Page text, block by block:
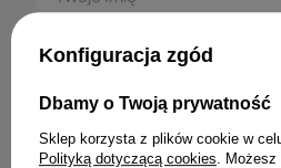
Twój email
osobowych (adres e-mail) na
newslettera z informacją
wpolityce prywatności.
Konfiguracja zgód
Dbamy o Twoją prywatność
Sklep korzysta z plików cookie w
Polityką dotyczącą cookies .